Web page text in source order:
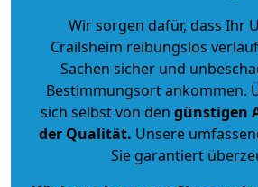
Wir sorgen dafür, dass Ihr
Crailsheim reibungslos
Sachen sicher und
Bestimmungsort ankommen.
sich selbst von den günstigen
der Qualität. Unsere
Sie garantiert